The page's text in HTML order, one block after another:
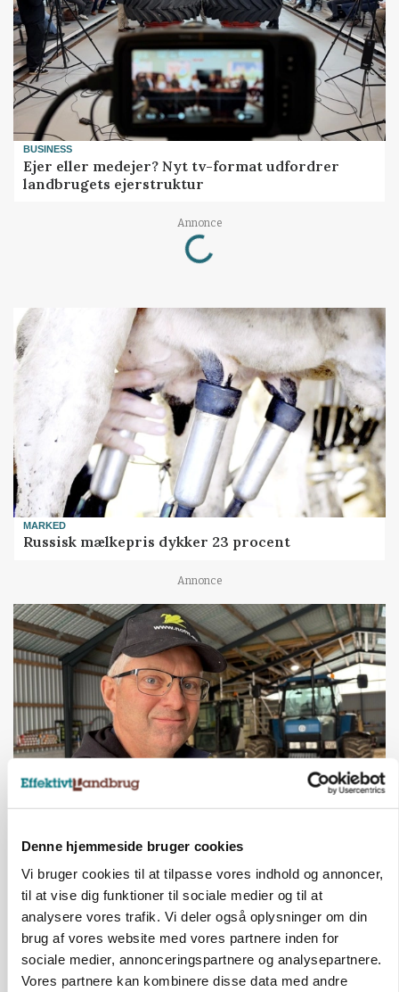
Denne hjemmeside bruger cookies
Vi bruger cookies til at tilpasse vores indhold og annoncer,
til at vise dig funktioner til sociale medier og til at
analysere vores trafik. Vi deler også oplysninger om din
brug af vores website med vores partnere inden for
sociale medier, annonceringspartnere og analysepartnere.
Vores partnere kan kombinere disse data med andre
BUSINESS
Ejer eller medejer? Nyt tv-format udfordrer
landbrugets ejerstruktur
Annonce
Loading...
MARKED
Russisk mælkepris dykker 23 procent
Annonce
»Nu stopper I«: Landbrugsdebattør og
protestgruppe vil demonstrere mod ny
gødskningslov
Annonce
Folketinget behandler ny gødskningslov: Sådan
kan den ændre din bedrift fra 2027